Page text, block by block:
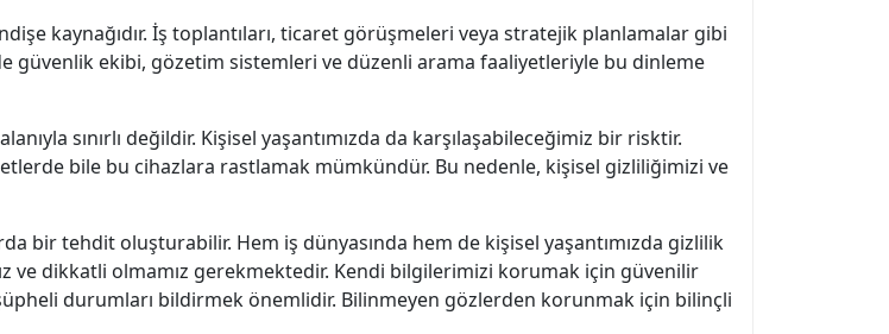
kaynağıdır. İş toplantıları, ticaret görüşmeleri veya stratejik planlamalar gibi
güvenlik ekibi, gözetim sistemleri ve düzenli arama faaliyetleriyle bu dinleme
sınırlı değildir. Kişisel yaşantımızda da karşılaşabileceğimiz bir risktir.
bile bu cihazlara rastlamak mümkündür. Bu nedenle, kişisel gizliliğimizi ve
bir tehdit oluşturabilir. Hem iş dünyasında hem de kişisel yaşantımızda gizlilik
ve dikkatli olmamız gerekmektedir. Kendi bilgilerimizi korumak için güvenilir
durumları bildirmek önemlidir. Bilinmeyen gözlerden korunmak için bilinçli